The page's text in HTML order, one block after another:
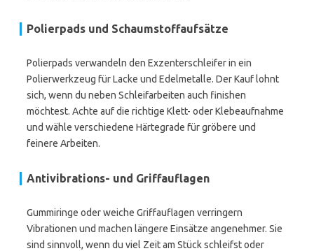
Polierpads und Schaumstoffaufsätze
Polierpads verwandeln den Exzenterschleifer in ein
Polierwerkzeug für Lacke und Edelmetalle. Der Kauf lohnt
sich, wenn du neben Schleifarbeiten auch finishen
möchtest. Achte auf die richtige Klett- oder Klebeaufnahme
und wähle verschiedene Härtegrade für gröbere und
feinere Arbeiten.
Antivibrations- und Griffauflagen
Gummiringe oder weiche Griffauflagen verringern
Vibrationen und machen längere Einsätze angenehmer. Sie
sind sinnvoll, wenn du viel Zeit am Stück schleifst oder